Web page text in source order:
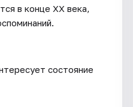
в конце XX века,
состояние